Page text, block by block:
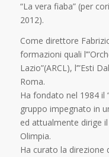
“La vera fiaba” (per
2012).
Come direttore
formazioni quali
Lazio”(ARCL), l’”Esti
Roma.
Ha fondato nel 1984 il
gruppo impegnato in
ed attualmente dirige
Olimpia.
Ha curato la direzione